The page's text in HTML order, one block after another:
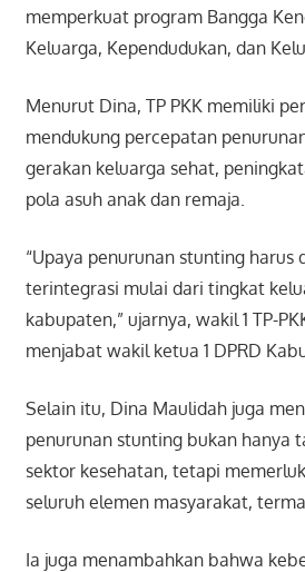
memperkuat program Bangga
Keluarga, Kependudukan, dan
Menurut Dina, TP PKK memiliki
mendukung percepatan
gerakan keluarga sehat,
pola asuh anak dan remaja.
“Upaya penurunan stunting harus
terintegrasi mulai dari tingkat
kabupaten,” ujarnya, wakil 1 TP-
menjabat wakil ketua 1 DPRD
Selain itu, Dina Maulidah juga
penurunan stunting bukan hanya
sektor kesehatan, tetapi
seluruh elemen masyarakat,
Ia juga menambahkan bahwa